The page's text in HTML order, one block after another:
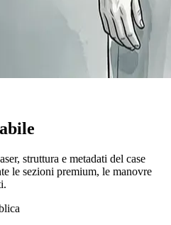
struttura e metadati del case
le sezioni premium, le manovre